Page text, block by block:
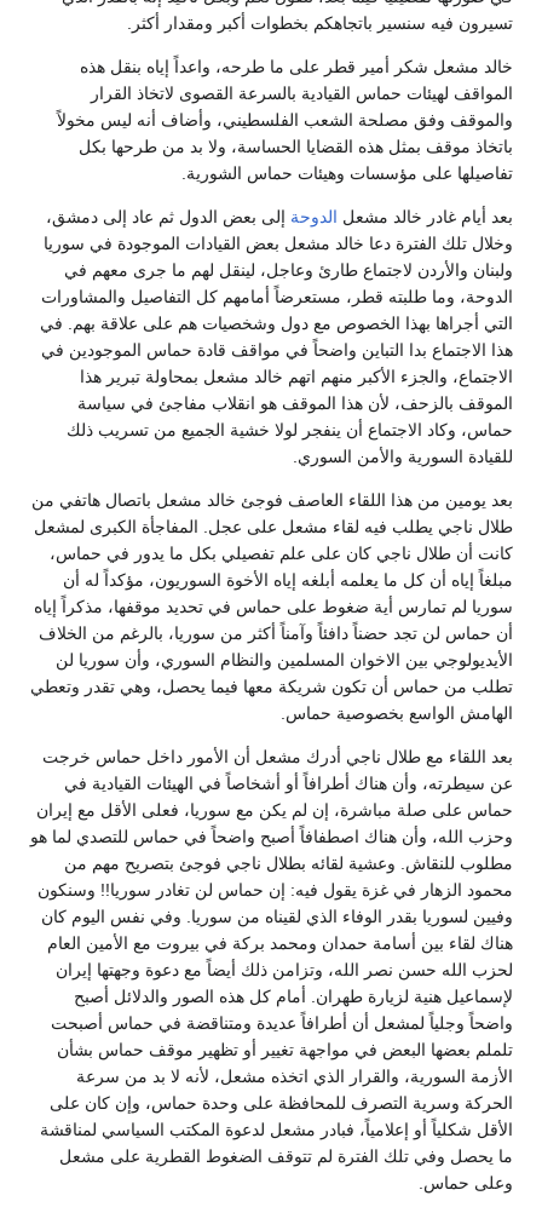
تسيرون فيه سنسير باتجاهكم بخطوات أكبر ومقدار أكثر.
خالد مشعل شكر أمير قطر على ما طرحه، واعداً إياه بنقل هذه
المواقف لهيئات حماس القيادية بالسرعة القصوى لاتخاذ القرار
والموقف وفق مصلحة الشعب الفلسطيني، وأضاف أنه ليس مخولاً
باتخاذ موقف بمثل هذه القضايا الحساسة، ولا بد من طرحها بكل
تفاصيلها على مؤسسات وهيئات حماس الشورية.
بعد أيام غادر خالد مشعل الدوحة إلى بعض الدول ثم عاد إلى دمشق،
وخلال تلك الفترة دعا خالد مشعل بعض القيادات الموجودة في سوريا
ولبنان والأردن لاجتماع طارئ وعاجل، لينقل لهم ما جرى معهم في
الدوحة، وما طلبته قطر، مستعرضاً أمامهم كل التفاصيل والمشاورات
التي أجراها بهذا الخصوص مع دول وشخصيات هم على علاقة بهم. في
هذا الاجتماع بدا التباين واضحاً في مواقف قادة حماس الموجودين في
الاجتماع، والجزء الأكبر منهم اتهم خالد مشعل بمحاولة تبرير هذا
الموقف بالزحف، لأن هذا الموقف هو انقلاب مفاجئ في سياسة
حماس، وكاد الاجتماع أن ينفجر لولا خشية الجميع من تسريب ذلك
للقيادة السورية والأمن السوري.
بعد يومين من هذا اللقاء العاصف فوجئ خالد مشعل باتصال هاتفي من
طلال ناجي يطلب فيه لقاء مشعل على عجل. المفاجأة الكبرى لمشعل
كانت أن طلال ناجي كان على علم تفصيلي بكل ما يدور في حماس،
مبلغاً إياه أن كل ما يعلمه أبلغه إياه الأخوة السوريون، مؤكداً له أن
سوريا لم تمارس أية ضغوط على حماس في تحديد موقفها، مذكراً إياه
أن حماس لن تجد حضناً دافئاً وآمناً أكثر من سوريا، بالرغم من الخلاف
الأيديولوجي بين الاخوان المسلمين والنظام السوري، وأن سوريا لن
تطلب من حماس أن تكون شريكة معها فيما يحصل، وهي تقدر وتعطي
الهامش الواسع بخصوصية حماس.
بعد اللقاء مع طلال ناجي أدرك مشعل أن الأمور داخل حماس خرجت
عن سيطرته، وأن هناك أطرافاً أو أشخاصاً في الهيئات القيادية في
حماس على صلة مباشرة، إن لم يكن مع سوريا، فعلى الأقل مع إيران
وحزب الله، وأن هناك اصطفافاً أصبح واضحاً في حماس للتصدي لما هو
مطلوب للنقاش. وعشية لقائه بطلال ناجي فوجئ بتصريح مهم من
محمود الزهار في غزة يقول فيه: إن حماس لن تغادر سوريا!! وسنكون
وفيين لسوريا بقدر الوفاء الذي لقيناه من سوريا. وفي نفس اليوم كان
هناك لقاء بين أسامة حمدان ومحمد بركة في بيروت مع الأمين العام
لحزب الله حسن نصر الله، وتزامن ذلك أيضاً مع دعوة وجهتها إيران
لإسماعيل هنية لزيارة طهران. أمام كل هذه الصور والدلائل أصبح
واضحاً وجلياً لمشعل أن أطرافاً عديدة ومتناقضة في حماس أصبحت
تلملم بعضها البعض في مواجهة تغيير أو تظهير موقف حماس بشأن
الأزمة السورية، والقرار الذي اتخذه مشعل، لأنه لا بد من سرعة
الحركة وسرية التصرف للمحافظة على وحدة حماس، وإن كان على
الأقل شكلياً أو إعلامياً، فبادر مشعل لدعوة المكتب السياسي لمناقشة
ما يحصل وفي تلك الفترة لم تتوقف الضغوط القطرية على مشعل
وعلى حماس.